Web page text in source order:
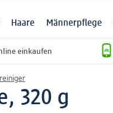
Haare Männerpflege
einkaufen
320 g